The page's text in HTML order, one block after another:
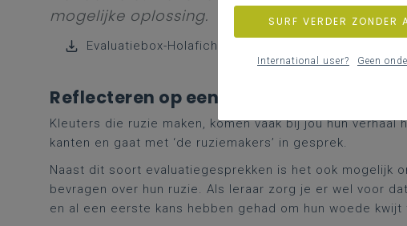
mogelijke oplossing.
Evaluatiebox-Holafiche
Reflecteren op een ruzie
Kleuters die ruzie maken, komen vaak bij jou hun
kanten en gaat met ‘de ruziemakers’ in gesprek.
Naast dit soort evaluatiegesprekken is het ook mogelijk
bevragen over hun ruzie. Als leraar zorg je er wel voor
en al een eerste kans hebben gehad om hun woede kwijt
SURF VERDER ZONDER
International user? Geen